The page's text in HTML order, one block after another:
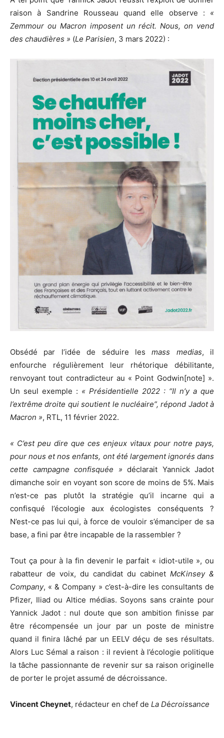
raison à Sandrine Rousseau quand elle observe : «
Zemmour ou Macron imposent un récit. Nous, on vend
des chaudières » (Le Parisien, 3 mars 2022) :
Obsédé par l’idée de séduire lesmass medias, il
enfourche régulièrement leur rhétorique débilitante,
renvoyant tout contradicteur au « Point Godwin[note] ».
Un seul exemple : « Présidentielle 2022 : “Il n’y a que
l’extrême droite qui soutient le nucléaire”, répond Jadot à
Macron », RTL, 11 février 2022.
« C’est peu dire que ces enjeux vitaux pour notre pays,
pour nous et nos enfants, ont été largement ignorés dans
cette campagne confisquée » déclarait Yannick Jadot
dimanche soir en voyant son score de moins de 5%. Mais
n’est-ce pas plutôt la stratégie qu’il incarne qui a
confisqué l’écologie aux écologistes conséquents ?
N’est-ce pas lui qui, à force de vouloir s’émanciper de sa
base, a fini par être incapable de la rassembler ?
Tout ça pour à la fin devenir le parfait « idiot-utile », ou
rabatteur de voix, du candidat du cabinet McKinsey &
Company, « & Company » c’est-à-dire les consultants de
Pfizer, Iliad ou Altice médias. Soyons sans crainte pour
Yannick Jadot : nul doute que son ambition finisse par
être récompensée un jour par un poste de ministre
quand il finira lâché par un EELV déçu de ses résultats.
Alors Luc Sémal a raison : il revient à l’écologie politique
la tâche passionnante de revenir sur sa raison originelle
de porter le projet assumé de décroissance.
Vincent Cheynet, rédacteur en chef de La Décroissance